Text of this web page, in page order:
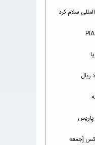
سلام کرد
[جمعه